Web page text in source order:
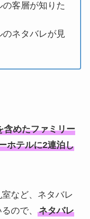
の客層が知りた
のネタバレが見
含めたファミリー
ホテルに2連泊し
など、ネタバレ
ので、 ネタバレ